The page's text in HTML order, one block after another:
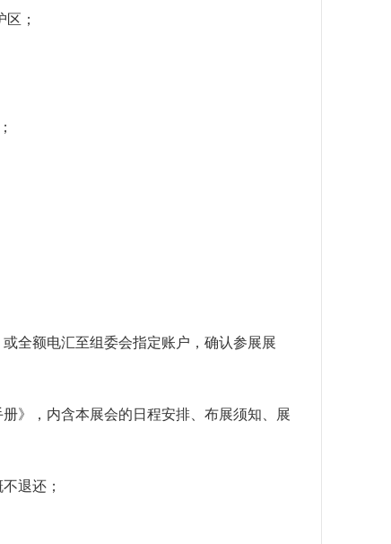
；
全额电汇至组委会指定账户，确认参展展
》，内含本展会的日程安排、布展须知、展
退还；